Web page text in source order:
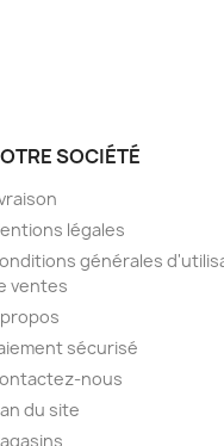
SOCIÉTÉ
légales
générales
ventes
sécurisé
nous
du site